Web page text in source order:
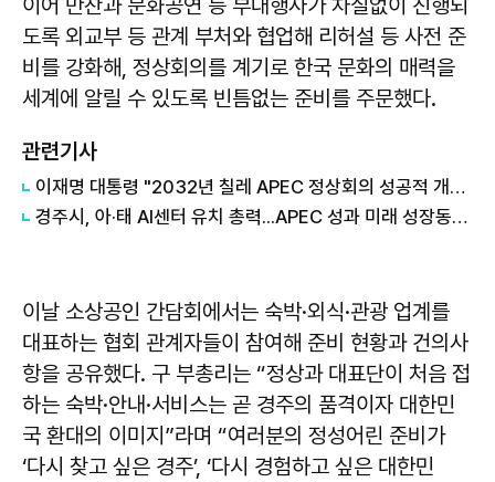
이어 만찬과 문화공연 등 부대행사가 차질없이 진행되
도록 외교부 등 관계 부처와 협업해 리허설 등 사전 준
비를 강화해, 정상회의를 계기로 한국 문화의 매력을
세계에 알릴 수 있도록 빈틈없는 준비를 주문했다.
관련기사
이재명 대통령 "2032년 칠레 APEC 정상회의 성공적 개최 협력"
경주시, 아·태 AI센터 유치 총력...APEC 성과 미래 성장동력으로
이날 소상공인 간담회에서는 숙박·외식·관광 업계를
대표하는 협회 관계자들이 참여해 준비 현황과 건의사
항을 공유했다. 구 부총리는 “정상과 대표단이 처음 접
하는 숙박·안내·서비스는 곧 경주의 품격이자 대한민
국 환대의 이미지”라며 “여러분의 정성어린 준비가
‘다시 찾고 싶은 경주’, ‘다시 경험하고 싶은 대한민